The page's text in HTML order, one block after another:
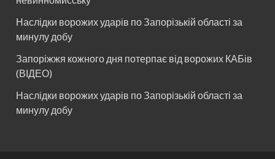
Наслідки ворожих ударів по Запорізькій області за
минулу добу
Запоріжжя кожного дня потерпає від ворожих КАБів
(ВІДЕО)
Наслідки ворожих ударів по Запорізькій області за
минулу добу